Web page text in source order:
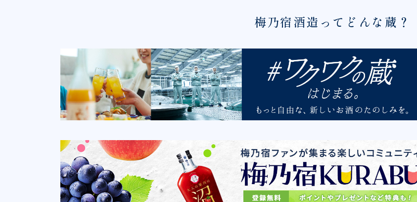
梅乃宿酒造ってどんな蔵？